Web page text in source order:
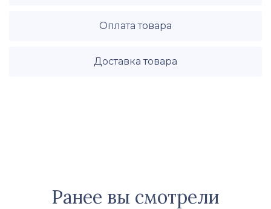
Оплата товара
Доставка товара
Ранее вы смотрели